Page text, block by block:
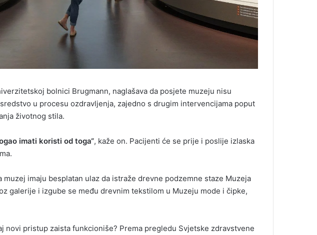
bolnici Brugmann, naglašava da posjete muzeju nisu
u procesu ozdravljenja, zajedno s drugim intervencijama poput
životnog stila.
imati koristi od toga“, kaže on. Pacijenti će se prije i poslije izlaska
imaju besplatan ulaz da istraže drevne podzemne staze Muzeja
galerije i izgube se među drevnim tekstilom u Muzeju mode i čipke,
novi pristup zaista funkcioniše? Prema pregledu Svjetske zdravstvene